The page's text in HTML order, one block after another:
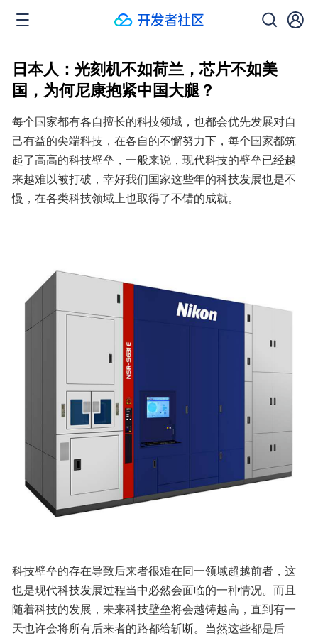
日本人：光刻机不如荷兰，芯片不如美
国，为何尼康抱紧中国大腿？
每个国家都有各自擅长的科技领域，也都会优先发展对自
己有益的尖端科技，在各自的不懈努力下，每个国家都筑
起了高高的科技壁垒，一般来说，现代科技的壁垒已经越
来越难以被打破，幸好我们国家这些年的科技发展也是不
慢，在各类科技领域上也取得了不错的成就。
科技壁垒的存在导致后来者很难在同一领域超越前者，这
也是现代科技发展过程当中必然会面临的一种情况。而且
随着科技的发展，未来科技壁垒将会越铸越高，直到有一
天也许会将所有后来者的路都给斩断。当然这些都是后